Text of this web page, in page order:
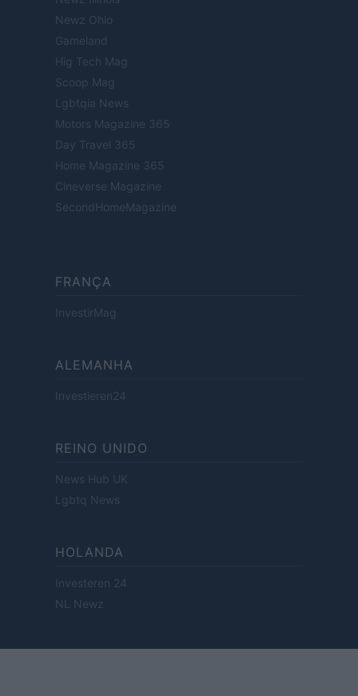
Newz Ohio
Gameland
Hig Tech Mag
Scoop Mag
Lgbtqia News
Motors Magazine 365
Day Travel 365
Home Magazine 365
Cineverse Magazine
SecondHomeMagazine
FRANÇA
InvestirMag
ALEMANHA
Investieren24
REINO UNIDO
News Hub UK
Lgbtq News
HOLANDA
Investeren 24
NL Newz